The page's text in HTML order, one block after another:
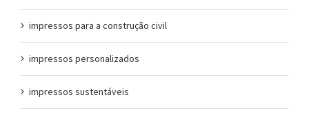
impressos para a construção civil
impressos personalizados
impressos sustentáveis